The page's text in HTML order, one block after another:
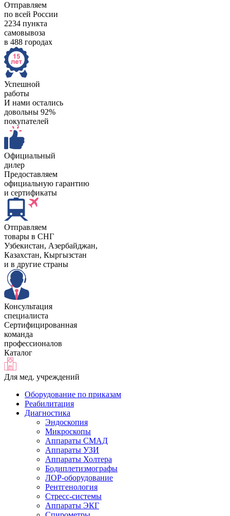
Отправляем
по всей России
2234 пункта
самовывоза
в 488 городах
Успешной
работы
И нами остались
довольны 92%
покупателей
Официальный
дилер
Предоставляем
официальную гарантию
и сертификаты
Отправляем
товары в СНГ
Узбекистан, Aзербайджан,
Казахстан, Кыргызстан
и в другие страны
Консультация
специалиста
Сертифицированная
команда
профессионалов
Каталог
Для мед. учреждений
Оборудование по приказам
Реабилитация
Диагностика
Эндоскопия
Микроскопы
Аппараты СМАД
Аппараты УЗИ
Аппараты Холтера
Бодиплетизмографы
ЛОР-оборудование
Рентгенология
Стресс-системы
Аппараты ЭКГ